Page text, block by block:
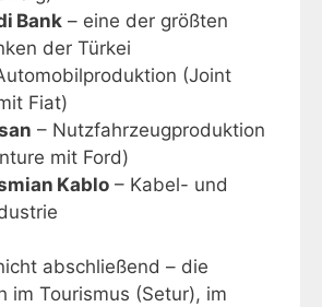
Bank – eine der größten
der Türkei
(Joint
Fiat)
– Nutzfahrzeugproduktion
mit Ford)
Kablo – Kabel- und
abschließend – die
im Tourismus (Setur), im